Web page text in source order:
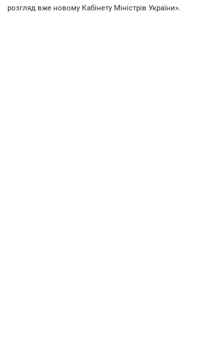
розгляд вже новому Кабінету Міністрів України».